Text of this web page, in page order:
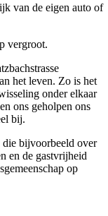
van de eigen auto of
vergroot.
het leven. Zo is het
onder elkaar
ons geholpen ons
bij.
bijvoorbeeld over
en de gastvrijheid
op